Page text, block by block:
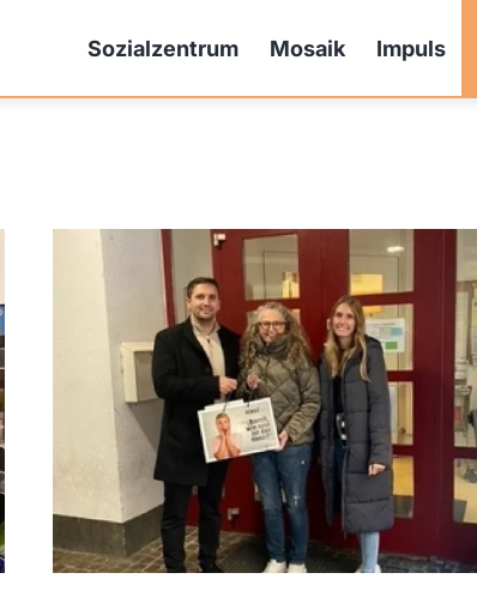
Sozialzentrum Mosaik Impuls